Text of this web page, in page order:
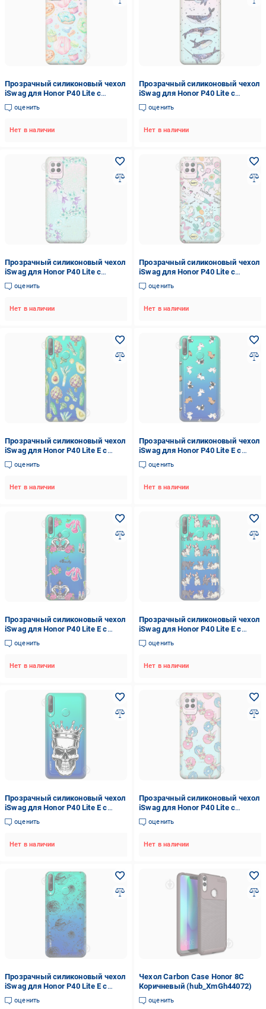
Прозрачный силиконовый чехол
iSwag для Honor P40 Lite с
рисунком - Пончики (M1602)
оценить
Нет в наличии
Прозрачный силиконовый чехол
iSwag для Honor P40 Lite с
рисунком - Киты Единороги
(M1641)
оценить
Нет в наличии
Прозрачный силиконовый чехол
iSwag для Honor P40 Lite с
рисунком - Цветочная мандала
(M1609)
оценить
Нет в наличии
Прозрачный силиконовый чехол
iSwag для Honor P40 Lite с
рисунком - Летнее настроение
(M1594)
оценить
Нет в наличии
Прозрачный силиконовый чехол
iSwag для Honor P40 Lite E с
рисунком - Полезная еда
(M1558)
оценить
Нет в наличии
Прозрачный силиконовый чехол
iSwag для Honor P40 Lite E с
рисунком - Французские
бульдоги (M1561)
оценить
Нет в наличии
Прозрачный силиконовый чехол
iSwag для Honor P40 Lite E с
рисунком - Женский дизайн
(M1552)
оценить
Нет в наличии
Прозрачный силиконовый чехол
iSwag для Honor P40 Lite E с
рисунком - Маленькие бульдоги
(M1555)
оценить
Нет в наличии
Прозрачный силиконовый чехол
iSwag для Honor P40 Lite E с
рисунком - Царский череп
(M1562)
оценить
Нет в наличии
Прозрачный силиконовый чехол
iSwag для Honor P40 Lite с
рисунком - Зайчики (M1577)
оценить
Нет в наличии
Прозрачный силиконовый чехол
iSwag для Honor P40 Lite E с
рисунком - Космос (M1510)
оценить
Чехол Carbon Case Honor 8C
Коричневый (hub_XmGh44072)
оценить